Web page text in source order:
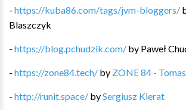
- https://kuba86.com/tags/jvm-bloggers/
Blaszczyk
- https://blog.pchudzik.com/ by Paweł
- https://zone84.tech/ by ZONE 84 -
- http://runit.space/ bySergiusz Kierat